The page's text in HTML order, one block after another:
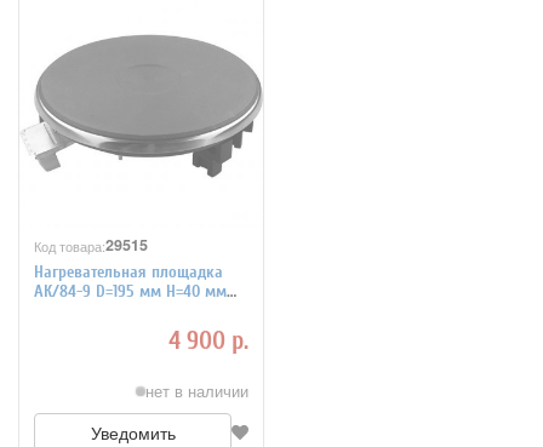
Код товара:29515
Нагревательная площадка
АК/84-9 D=195 мм H=40 мм
4 900 р.
нет в наличии
Уведомить